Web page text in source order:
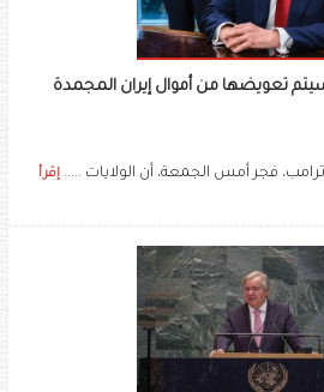
تعويضها من أموال إيران المجمدة
فجر أمس الجمعة، أن الولايات ..... إقرأ